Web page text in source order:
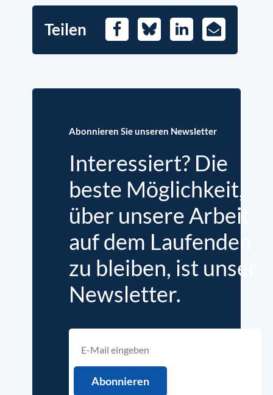
Teilen FacebookBlueskyLinkedIn
E-
Mail
Abonnieren Sie unseren Newsletter
Interessiert? Die
beste Möglichkeit,
über unsere Arbeit
auf dem Laufenden
zu bleiben, ist unser
Newsletter.